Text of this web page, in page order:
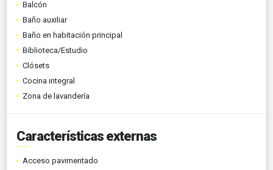
Balcón
Baño auxiliar
Baño en habitación principal
Biblioteca/Estudio
Clósets
Cocina integral
Zona de lavandería
Características externas
Acceso pavimentado